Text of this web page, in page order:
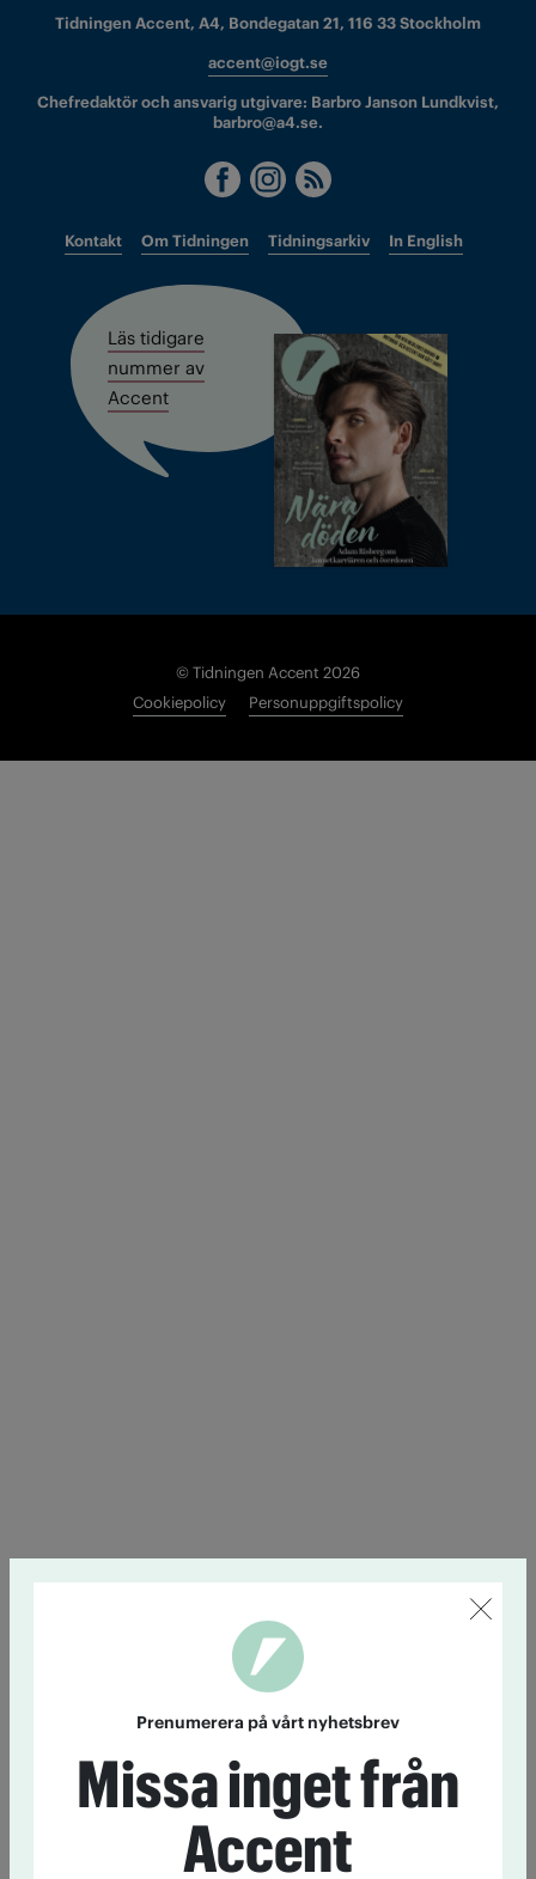
Tidningen Accent, A4, Bondegatan 21, 116 33 Stockholm
accent@iogt.se
Chefredaktör och ansvarig utgivare: Barbro Janson Lundkvist,
barbro@a4.se.
Kontakt Om Tidningen Tidningsarkiv In English
Läs tidigare
nummer av
Accent
© Tidningen Accent 2026
Cookiepolicy
Personuppgiftspolicy
Prenumerera på vårt nyhetsbrev
Missa inget från
Accent